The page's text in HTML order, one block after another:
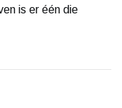
is er één die